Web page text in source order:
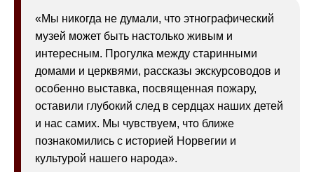
«Мы никогда не думали, что этнографический
музей может быть настолько живым и
интересным. Прогулка между старинными
домами и церквями, рассказы экскурсоводов и
особенно выставка, посвященная пожару,
оставили глубокий след в сердцах наших детей
и нас самих. Мы чувствуем, что ближе
познакомились с историей Норвегии и
культурой нашего народа».